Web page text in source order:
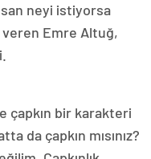
neyi istiyorsa
veren Emre Altuğ,
çapkın bir karakteri
da çapkın mısınız?